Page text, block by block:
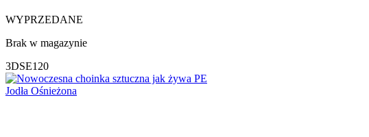
WYPRZEDANE
Brak w magazynie
3DSE120